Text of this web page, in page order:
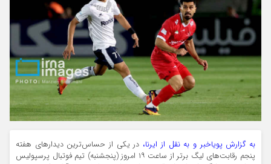
به گزارش پویاخبر و به نقل از ایرنا، در یکی از حساس‌ترین دیدارهای هفته
پنجم رقابت‌های لیگ برتر از ساعت ۱۹ امروز (پنجشنبه) تیم فوتبال پرسپولیس